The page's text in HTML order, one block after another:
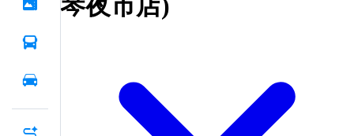
琴夜市店)